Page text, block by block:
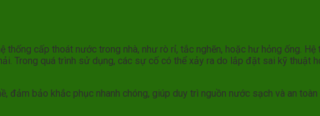
thống cấp thoát nước trong nhà, như rò rỉ, tắc nghẽn, hoặc hư hỏng ống.
Trong quá trình sử dụng, các sự cố có thể xảy ra do lắp đặt sai kỹ thuật
bảo khắc phục nhanh chóng, giúp duy trì nguồn nước sạch và an toàn